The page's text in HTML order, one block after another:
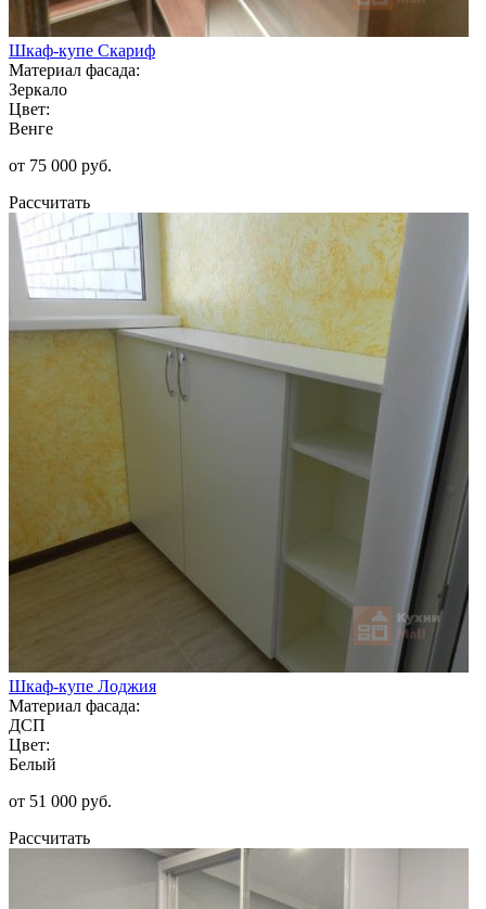
Шкаф-купе Скариф
Материал фасада:
Зеркало
Цвет:
Венге
от 75 000 руб.
Рассчитать
Шкаф-купе Лоджия
Материал фасада:
ДСП
Цвет:
Белый
от 51 000 руб.
Рассчитать